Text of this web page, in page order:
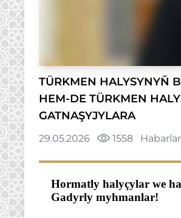
TÜRKMEN HALYSYNYŇ
HEM-DE TÜRKMEN
GATNAŞYJYLARA
29.05.2026 1558 Habarlar
Hormatly halyçylar we
Gadyrly myhmanlar!